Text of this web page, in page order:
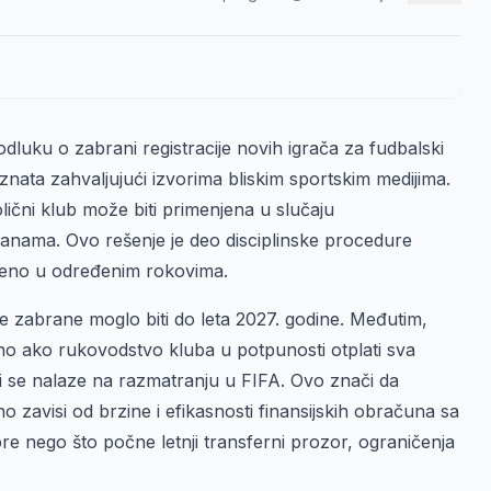
o zabrani registracije novih igrača za fudbalski
zahvaljujući izvorima bliskim sportskim medijima.
klub može biti primenjena u slučaju
Ovo rešenje je deo disciplinske procedure
u određenim rokovima.
moglo biti do leta 2027. godine. Međutim,
ako rukovodstvo kluba u potpunosti otplati sva
nalaze na razmatranju u FIFA. Ovo znači da
zavisi od brzine i efikasnosti finansijskih obračuna sa
nego što počne letnji transferni prozor, ograničenja